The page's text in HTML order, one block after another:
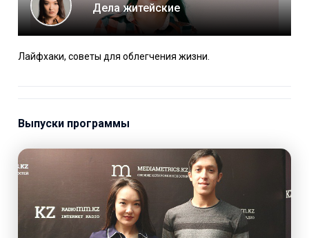
Дела житейские
Лайфхаки, советы для облегчения жизни.
Выпуски программы